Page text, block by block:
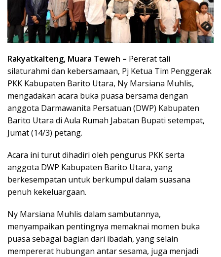
Rakyatkalteng, Muara Teweh – Pererat tali
silaturahmi dan kebersamaan, Pj Ketua Tim Penggerak
PKK Kabupaten Barito Utara, Ny Marsiana Muhlis,
mengadakan acara buka puasa bersama dengan
anggota Darmawanita Persatuan (DWP) Kabupaten
Barito Utara di Aula Rumah Jabatan Bupati setempat,
Jumat (14/3) petang.
Acara ini turut dihadiri oleh pengurus PKK serta
anggota DWP Kabupaten Barito Utara, yang
berkesempatan untuk berkumpul dalam suasana
penuh kekeluargaan.
Ny Marsiana Muhlis dalam sambutannya,
menyampaikan pentingnya memaknai momen buka
puasa sebagai bagian dari ibadah, yang selain
mempererat hubungan antar sesama, juga menjadi